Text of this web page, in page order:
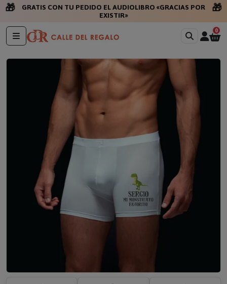
🎁
GRATIS CON TU PEDIDO EL AUDIOLIBRO «GRACIAS POR
EXISTIR»
🎁
0